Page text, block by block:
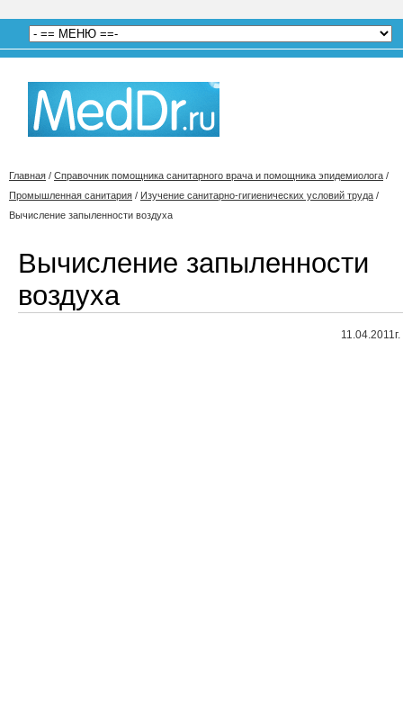
Главная / Справочник помощника санитарного врача и помощника эпидемиолога /
Промышленная санитария / Изучение санитарно-гигиенических условий труда /
Вычисление запыленности воздуха
Вычисление запыленности
воздуха
11.04.2011г.